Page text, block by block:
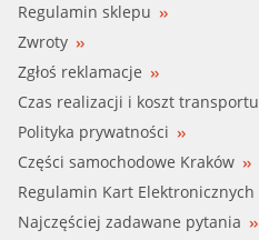
Regulamin sklepu
Zwroty
Zgłoś reklamacje
Czas realizacji i koszt transportu
Polityka prywatności
Części samochodowe Kraków
Regulamin Kart Elektronicznych
Najczęściej zadawane pytania